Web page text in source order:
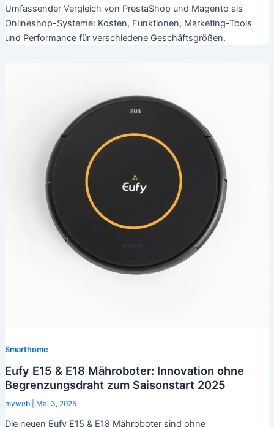
Umfassender Vergleich von PrestaShop und Magento als
Onlineshop-Systeme: Kosten, Funktionen, Marketing-Tools
und Performance für verschiedene Geschäftsgrößen.
Smarthome
Eufy E15 & E18 Mähroboter: Innovation ohne
Begrenzungsdraht zum Saisonstart 2025
myweb Mai 3, 2025
Die neuen Eufy E15 & E18 Mähroboter sind ohne